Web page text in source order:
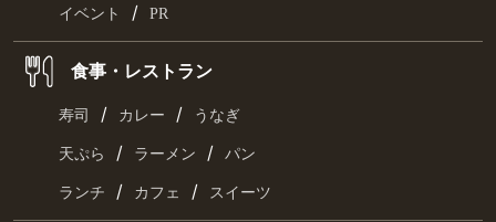
イベント / PR
食事・レストラン
寿司 / カレー / うなぎ
天ぷら / ラーメン / パン
ランチ / カフェ / スイーツ